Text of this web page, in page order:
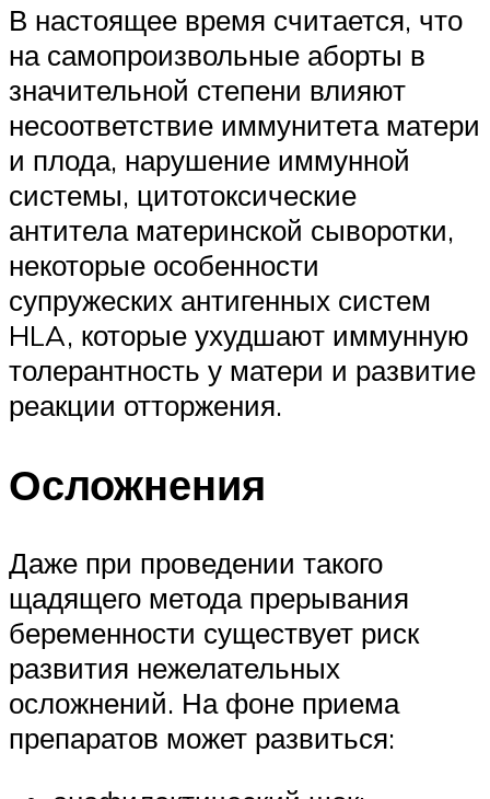
В настоящее время считается, что
на самопроизвольные аборты в
значительной степени влияют
несоответствие иммунитета матери
и плода, нарушение иммунной
системы, цитотоксические
антитела материнской сыворотки,
некоторые особенности
супружеских антигенных систем
HLA, которые ухудшают иммунную
толерантность у матери и развитие
реакции отторжения.
Осложнения
Даже при проведении такого
щадящего метода прерывания
беременности существует риск
развития нежелательных
осложнений. На фоне приема
препаратов может развиться: